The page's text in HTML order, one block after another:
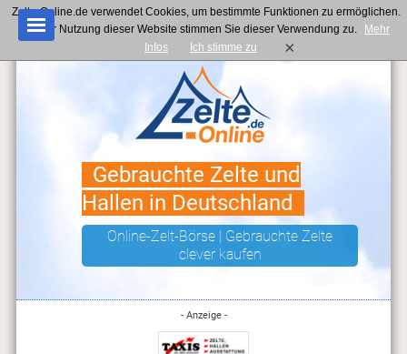
Gebrauchte Zelte und
Hallen in Deutschland
Online-Zelt-Börse | Gebrauchte Zelte
clever kaufen
- Anzeige -
Zelte-Online.de verwendet Cookies, um bestimmte Funktionen zu ermöglichen.
Mit der Nutzung dieser Website stimmen Sie dieser Verwendung zu.
Mehr
Infos
Ich stimme zu ×